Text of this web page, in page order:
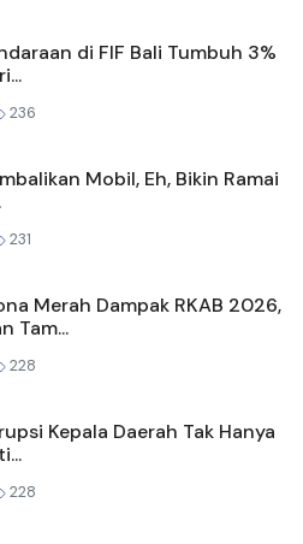
di FIF Bali Tumbuh 3%
236
Mobil, Eh, Bikin Ramai
231
Merah Dampak RKAB 2026,
Tam...
228
Kepala Daerah Tak Hanya
228